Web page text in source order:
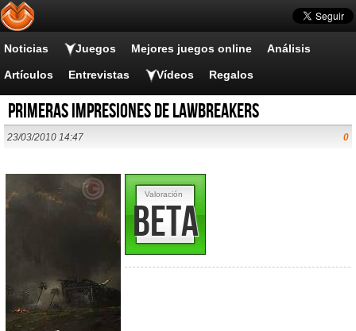
Noticias Juegos Mejores juegos online Análisis
Artículos Entrevistas Vídeos Regalos
Primeras impresiones de Lawbreakers
23/03/2010 14:47 0
Beta
Valoración